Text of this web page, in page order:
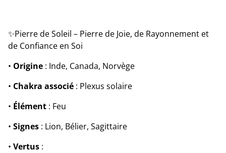
✨Pierre de Soleil – Pierre de Joie, de Rayonnement et
de Confiance en Soi
• Origine : Inde, Canada, Norvège
• Chakra associé : Plexus solaire
• Élément : Feu
• Signes : Lion, Bélier, Sagittaire
• Vertus :